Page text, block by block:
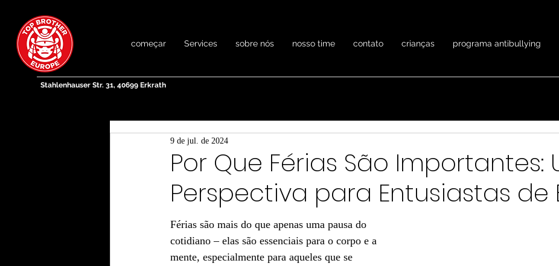
Stahlenhauser Str. 31, 40699 Erkrath
começar Services sobre nós nosso time contato crianças programa antibullying
Por Que Férias São Importantes:
Perspectiva para Entusiastas de
9 de jul. de 2024
Férias são mais do que apenas uma pausa do
cotidiano – elas são essenciais para o corpo e a
mente, especialmente para aqueles que se